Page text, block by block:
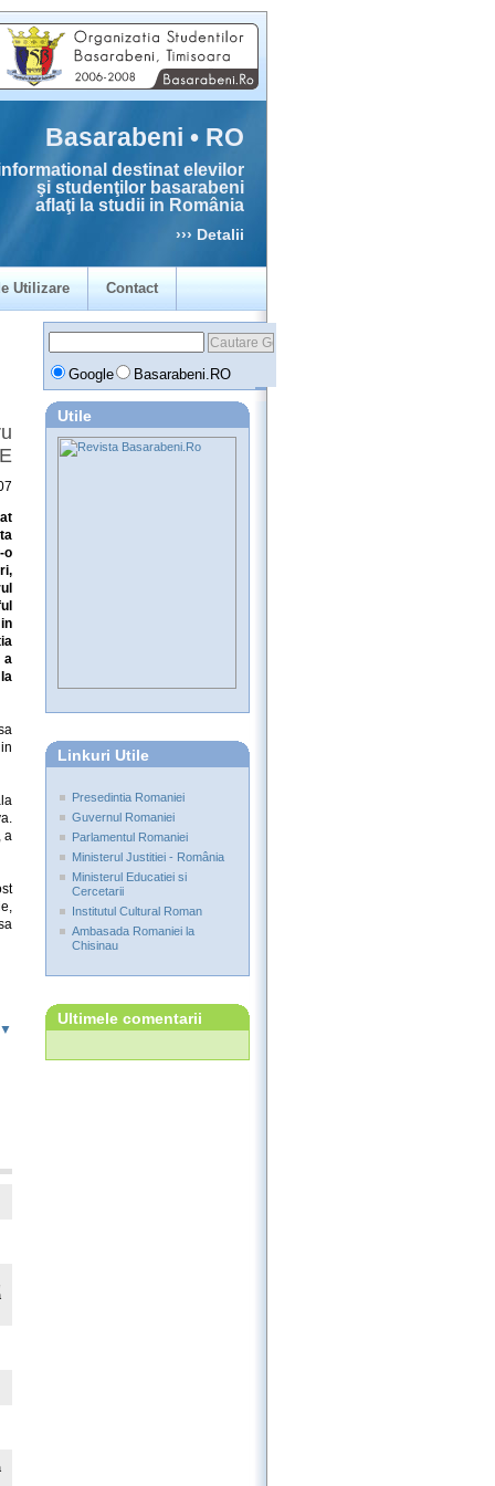
Basarabeni • RO
destinat elevilor
şi studenţilor basarabeni
aflaţi la studii in România
››› Detalii
Utilizare Contact
Google Basarabeni.RO
o
a
a
Utile
Linkuri Utile
Presedintia Romaniei
Guvernul Romaniei
Parlamentul Romaniei
Ministerul Justitiei - România
Ministerul Educatiei si
Cercetarii
Institutul Cultural Roman
Ambasada Romaniei la
Chisinau
Ultimele comentarii